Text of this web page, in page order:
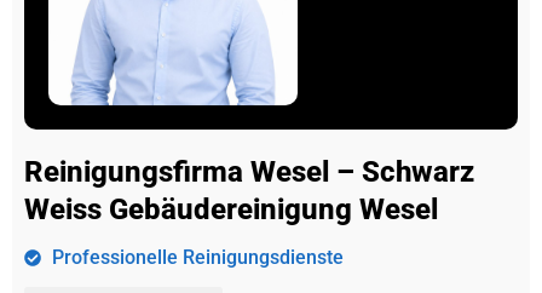
Reinigungsfirma Wesel – Schwarz
Weiss Gebäudereinigung Wesel
Professionelle Reinigungsdienste